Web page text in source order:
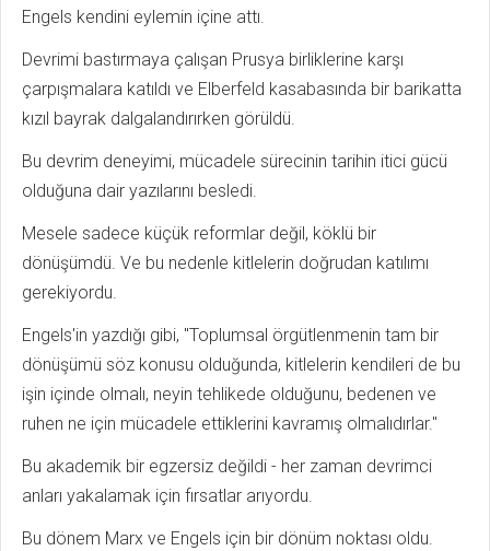
Engels kendini eylemin içine attı.
Devrimi bastırmaya çalışan Prusya birliklerine karşı
çarpışmalara katıldı ve Elberfeld kasabasında bir barikatta
kızıl bayrak dalgalandırırken görüldü.
Bu devrim deneyimi, mücadele sürecinin tarihin itici gücü
olduğuna dair yazılarını besledi.
Mesele sadece küçük reformlar değil, köklü bir
dönüşümdü. Ve bu nedenle kitlelerin doğrudan katılımı
gerekiyordu.
Engels'in yazdığı gibi, "Toplumsal örgütlenmenin tam bir
dönüşümü söz konusu olduğunda, kitlelerin kendileri de bu
işin içinde olmalı, neyin tehlikede olduğunu, bedenen ve
ruhen ne için mücadele ettiklerini kavramış olmalıdırlar."
Bu akademik bir egzersiz değildi - her zaman devrimci
anları yakalamak için fırsatlar arıyordu.
Bu dönem Marx ve Engels için bir dönüm noktası oldu.